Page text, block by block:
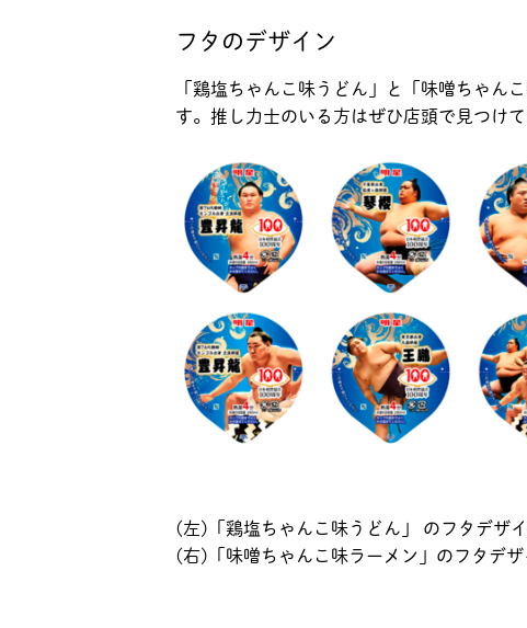
フタのデザイン
「鶏塩ちゃんこ味うどん」と「味噌ちゃん
す。推し力士のいる方はぜひ店頭で見つけて
(左)「鶏塩ちゃんこ味うどん」 のフタデザ
(右)「味噌ちゃんこ味ラーメン」のフタデザ